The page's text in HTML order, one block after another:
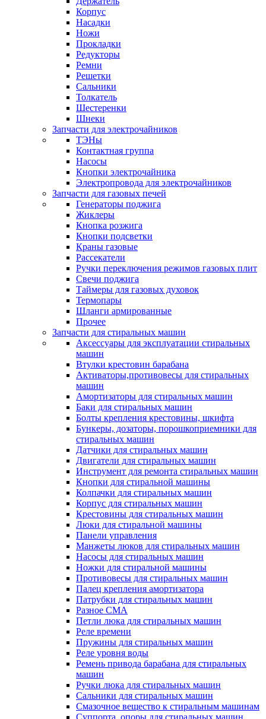
Корпус
Насадки
Ножи
Прокладки
Редукторы
Ремни
Решетки
Сальники
Толкатель
Шестеренки
Шнеки
Запчасти для электрочайников
ТЭНы
Контактная группа
Насосы
Кнопки электрочайника
Электропровода для электрочайников
Запчасти для газовых печей
Генераторы поджига
Жиклеры
Кнопка розжига
Кнопки подсветки
Краны газовые
Рассекатели
Ручки переключения режимов газовых плит
Свечи поджига
Таймеры для газовых духовок
Термопары
Шланги армированные
Прочее
Запчасти для стиральных машин
Аксессуары для эксплуатации стиральных
машин
Втулки крестовин барабана
Активаторы,противовесы для стиральных
машин
Амортизаторы для стиральных машин
Баки для стиральных машин
Болты крепления крестовины, шкифта
Бункеры, дозаторы, порошкоприемники для
стиральных машин
Датчики для стиральных машин
Двигатели для стиральных машин
Инструмент для ремонта стиральных машин
Кнопки для стиральной машины
Колпачки для стиральных машин
Корпус для стиральных машин
Крестовины для стиральных машин
Люки для стиральной машины
Панели управления
Манжеты люков для стиральных машин
Насосы для стиральных машин
Ножки для стиральной машины
Противовесы для стиральных машин
Палец крепления амортизатора
Патрубки для стиральных машин
Разное СМА
Петли люка для стиральных машин
Реле времени
Пружины для стиральных машин
Реле уровня воды
Ремень привода барабана для стиральных
машин
Ручки люка для стиральных машин
Сальники для стиральных машин
Смазочное вещество к стиральным машинам
Суппорта, опоры для стиральных машин